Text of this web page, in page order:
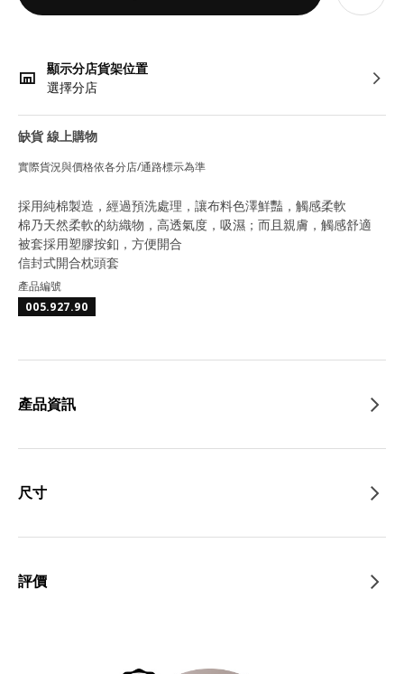
顯示分店貨架位置
選擇分店
缺貨 線上購物
實際貨況與價格依各分店/通路標示為準
採用純棉製造，經過預洗處理，讓布料色澤鮮豔，觸感柔軟
棉乃天然柔軟的紡織物，高透氣度，吸濕；而且親膚，觸感舒適
被套採用塑膠按釦，方便開合
信封式開合枕頭套
產品編號
005.927.90
產品資訊
尺寸
評價